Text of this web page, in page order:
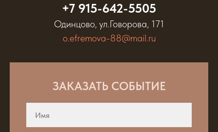
+7 915-642-5505
Одинцово, ул.Говорова, 171
o.efremova-88@mail.ru
ЗАКАЗАТЬ СОБЫТИЕ